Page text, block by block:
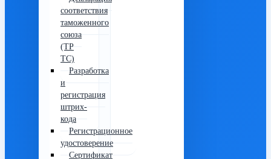
соответствия
таможенного
союза
(ТР
ТС)
Разработка
и
регистрация
штрих-
кода
Регистрационное
удостоверение
Сертификат